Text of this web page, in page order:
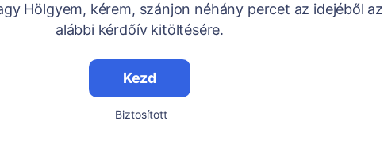
Hölgyem, kérem, szánjon néhány percet az idejéből az
alábbi kérdőív kitöltésére.
Kezd
Biztosított